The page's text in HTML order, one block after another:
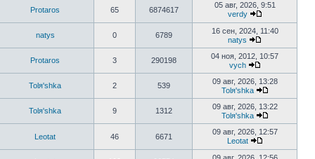
Protaros 65 6874617
05 авг, 2026, 9:51
verdy
Перейти
к
сообщению
natys 0 6789
16 сен, 2024, 11:40
natys
Перейти
к
сообщению
Protaros 3 290198
04 ноя, 2012, 10:57
vych
Перейти
к
последнему
сообщению
Tolя'shka 2 539
09 авг, 2026, 13:28
Tolя'shka
Перейти
к
сообщению
Tolя'shka 9 1312
09 авг, 2026, 13:22
Tolя'shka
Перейти
к
сообщению
Leotat 46 6671
09 авг, 2026, 12:57
Leotat
Перейти
к